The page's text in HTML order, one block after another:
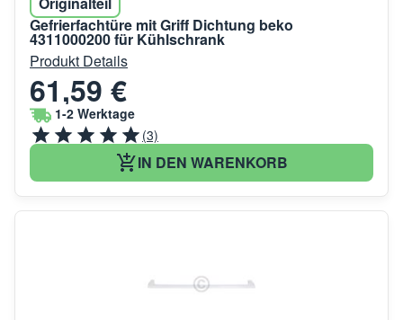
Gefrierfachtüre mit Griff Dichtung beko
4311000200 für Kühlschrank
Produkt Details
61,59 €
1-2 Werktage
(3)
IN DEN WARENKORB